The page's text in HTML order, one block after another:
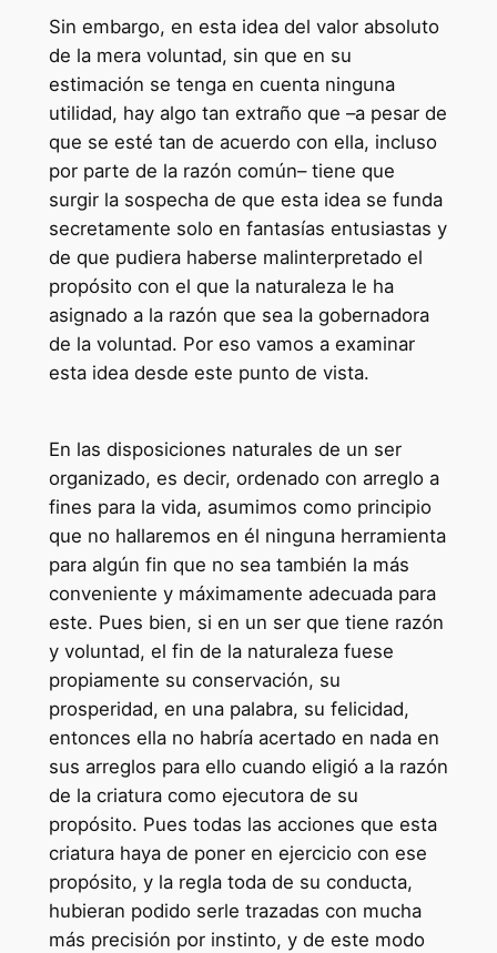
Sin embargo, en esta idea del valor absoluto
de la mera voluntad, sin que en su
estimación se tenga en cuenta ninguna
utilidad, hay algo tan extraño que –a pesar de
que se esté tan de acuerdo con ella, incluso
por parte de la razón común– tiene que
surgir la sospecha de que esta idea se funda
secretamente solo en fantasías entusiastas y
de que pudiera haberse malinterpretado el
propósito con el que la naturaleza le ha
asignado a la razón que sea la gobernadora
de la voluntad. Por eso vamos a examinar
esta idea desde este punto de vista.
En las disposiciones naturales de un ser
organizado, es decir, ordenado con arreglo a
fines para la vida, asumimos como principio
que no hallaremos en él ninguna herramienta
para algún fin que no sea también la más
conveniente y máximamente adecuada para
este. Pues bien, si en un ser que tiene razón
y voluntad, el fin de la naturaleza fuese
propiamente su conservación, su
prosperidad, en una palabra, su felicidad,
entonces ella no habría acertado en nada en
sus arreglos para ello cuando eligió a la razón
de la criatura como ejecutora de su
propósito. Pues todas las acciones que esta
criatura haya de poner en ejercicio con ese
propósito, y la regla toda de su conducta,
hubieran podido serle trazadas con mucha
más precisión por instinto, y de este modo